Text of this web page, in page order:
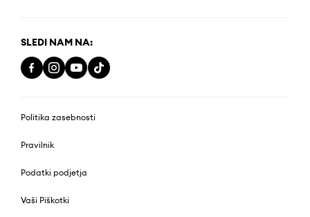
SLEDI NAM NA:
Politika zasebnosti
Pravilnik
Podatki podjetja
Vaši Piškotki